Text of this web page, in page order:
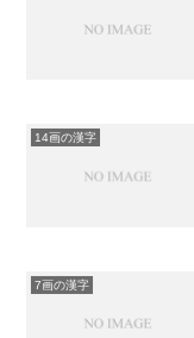
14画の漢字
7画の漢字